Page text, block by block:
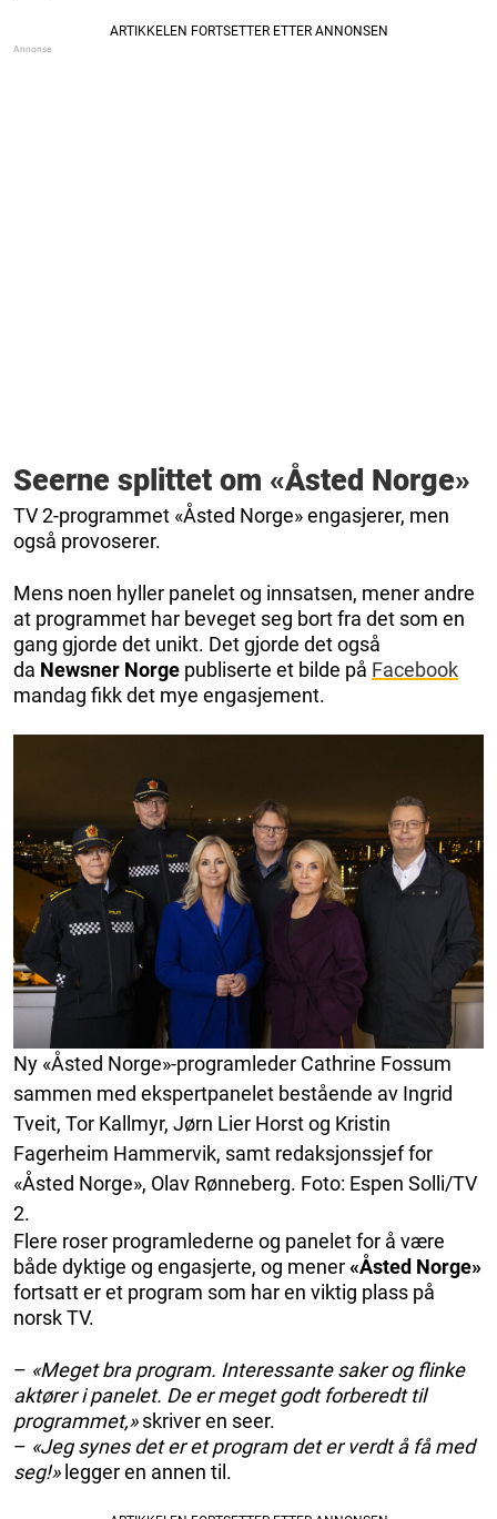
Seerne splittet om «Åsted Norge»
TV 2-programmet «Åsted Norge» engasjerer, men
også provoserer.
Mens noen hyller panelet og innsatsen, mener andre
at programmet har beveget seg bort fra det som en
gang gjorde det unikt. Det gjorde det også
da Newsner Norge publiserte et bilde på Facebook
mandag fikk det mye engasjement.
Ny «Åsted Norge»-programleder Cathrine Fossum
sammen med ekspertpanelet bestående av Ingrid
Tveit, Tor Kallmyr, Jørn Lier Horst og Kristin
Fagerheim Hammervik, samt redaksjonssjef for
«Åsted Norge», Olav Rønneberg. Foto: Espen Solli/TV
2.
Flere roser programlederne og panelet for å være
både dyktige og engasjerte, og mener«Åsted Norge»
fortsatt er et program som har en viktig plass på
norsk TV.
– «Meget bra program. Interessante saker og flinke
aktører i panelet. De er meget godt forberedt til
programmet,»skriver en seer.
– «Jeg synes det er et program det er verdt å få med
seg!»legger en annen til.